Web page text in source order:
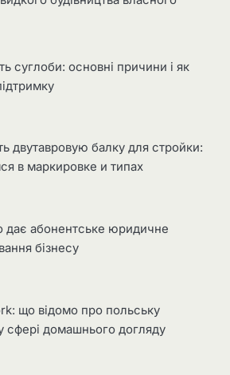
суглоби: основні причини і як
двутавровую балку для стройки:
в маркировке и типах
дає абонентське юридичне
бізнесу
що відомо про польську
сфері домашнього догляду